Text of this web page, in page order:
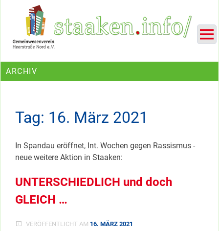
Ein Projekt des Gemeinwesenvereins Heerstraße Nord
ARCHIV
Tag: 16. März 2021
In Spandau eröffnet, Int. Wochen gegen Rassismus -
neue weitere Aktion in Staaken:
UNTERSCHIEDLICH und doch
GLEICH …
VERÖFFENTLICHT AM 16. MÄRZ 2021